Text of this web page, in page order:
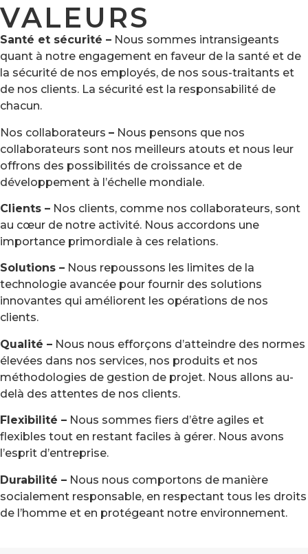
VALEURS
Santé et sécurité – Nous sommes intransigeants
quant à notre engagement en faveur de la santé et de
la sécurité de nos employés, de nos sous-traitants et
de nos clients. La sécurité est la responsabilité de
chacun.
Nos collaborateurs – Nous pensons que nos
collaborateurs sont nos meilleurs atouts et nous leur
offrons des possibilités de croissance et de
développement à l’échelle mondiale.
Clients – Nos clients, comme nos collaborateurs, sont
au cœur de notre activité. Nous accordons une
importance primordiale à ces relations.
Solutions – Nous repoussons les limites de la
technologie avancée pour fournir des solutions
innovantes qui améliorent les opérations de nos
clients.
Qualité – Nous nous efforçons d’atteindre des normes
élevées dans nos services, nos produits et nos
méthodologies de gestion de projet. Nous allons au-
delà des attentes de nos clients.
Flexibilité – Nous sommes fiers d’être agiles et
flexibles tout en restant faciles à gérer. Nous avons
l’esprit d’entreprise.
Durabilité – Nous nous comportons de manière
socialement responsable, en respectant tous les droits
de l’homme et en protégeant notre environnement.